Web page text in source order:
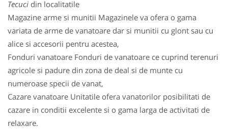
Tecuci din localitatile
Magazine arme si munitii Magazinele va ofera o gama
variata de arme de vanatoare dar si munitii cu glont sau cu
alice si accesorii pentru acestea,
Fonduri vanatoare Fonduri de vanatoare ce cuprind terenuri
agricole si padure din zona de deal si de munte cu
numeroase specii de vanat,
Cazare vanatoare Unitatile ofera vanatorilor posibilitati de
cazare in conditii excelente si o gama larga de activitati de
relaxare.